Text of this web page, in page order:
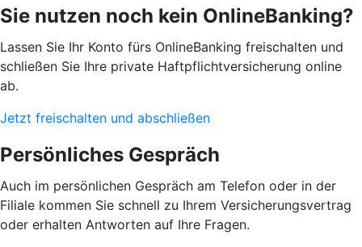
Sie nutzen noch kein OnlineBanking?
Lassen Sie Ihr Konto fürs OnlineBanking freischalten und
schließen Sie Ihre private Haftpflichtversicherung online
ab.
Jetzt freischalten und abschließen
Persönliches Gespräch
Auch im persönlichen Gespräch am Telefon oder in der
Filiale kommen Sie schnell zu Ihrem Versicherungsvertrag
oder erhalten Antworten auf Ihre Fragen.